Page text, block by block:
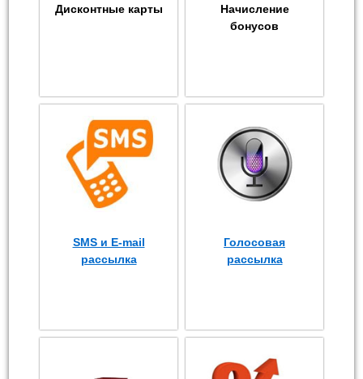
Дисконтные карты
Начисление
бонусов
SMS и E-mail
рассылка
Голосовая
рассылка